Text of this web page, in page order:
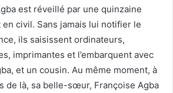
est réveillé par une quinzaine
en civil. Sans jamais lui notifier le
ils saisissent ordinateurs,
imprimantes et l’embarquent avec
et un cousin. Au même moment, à
de là, sa belle-sœur, Françoise Agba